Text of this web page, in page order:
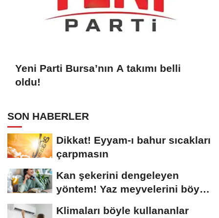
Yeni Parti Bursa’nın A takımı belli
oldu!
SON HABERLER
Dikkat! Eyyam-ı bahur sıcakları
çarpmasın
Kan şekerini dengeleyen
yöntem! Yaz meyvelerini böyle
Klimaları böyle kullananlar